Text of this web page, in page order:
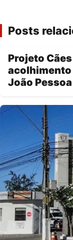
Posts
Projeto
acolhimento
João Pessoa